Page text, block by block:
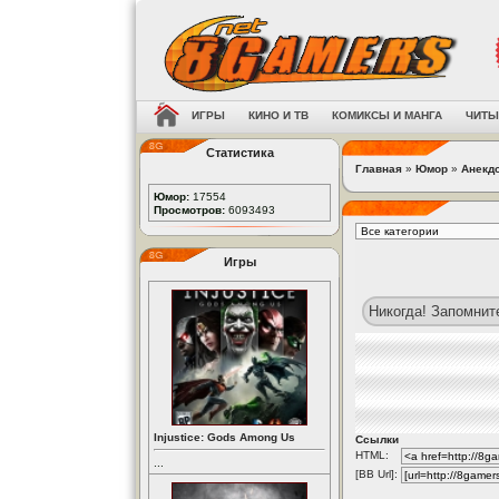
ИГРЫ КИНО И ТВ КОМИКСЫ И МАНГА
Статистика
Юмор: 17554
Просмотров: 6093493
Игры
Injustice: Gods Among Us
Главная » Юмор »
Никогда!
Ссылки
HTML:
[BB Url]: